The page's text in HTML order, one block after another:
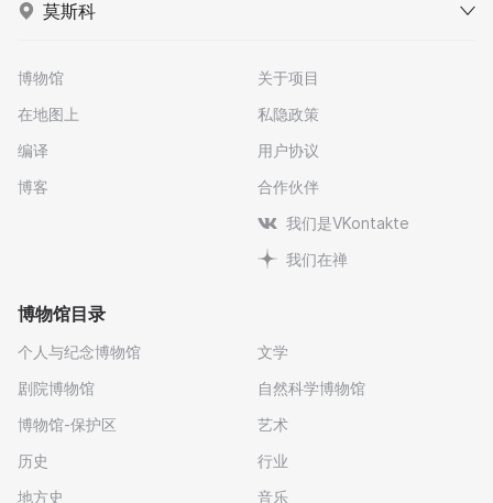
莫斯科
博物馆
在地图上
编译
博客
关于项目
私隐政策
用户协议
合作伙伴
我们是VKontakte
我们在禅
博物馆目录
个人与纪念博物馆
剧院博物馆
博物馆-保护区
历史
地方史
文学
自然科学博物馆
艺术
行业
音乐